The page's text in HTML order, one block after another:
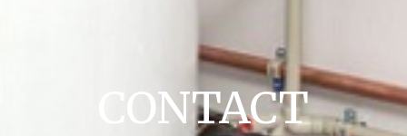
CONTACT